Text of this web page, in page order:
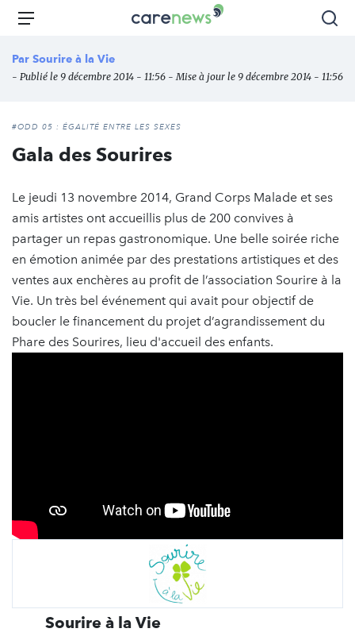
Aller
principal
Carenews,
des
l'engagement
Menu
Par Sourire à la Vie
- Publié le 9 décembre 2014 - 11:56 - Mise à jour le 9 décembre 2014 - 11:56
#ODD 05 : ÉGALITÉ ENTRE LES SEXES
Gala des Sourires
Le jeudi 13 novembre 2014, Grand Corps Malade et ses
amis artistes ont accueillis plus de 200 convives à
partager un repas gastronomique. Une belle soirée riche
en émotion animée par des prestations artistiques et des
ventes aux enchères au profit de l’association Sourire à la
Vie. Un très bel événement qui avait pour objectif de
boucler le financement du projet d’agrandissement du
Phare des Sourires, lieu d'accueil des enfants.
Sourire à la Vie